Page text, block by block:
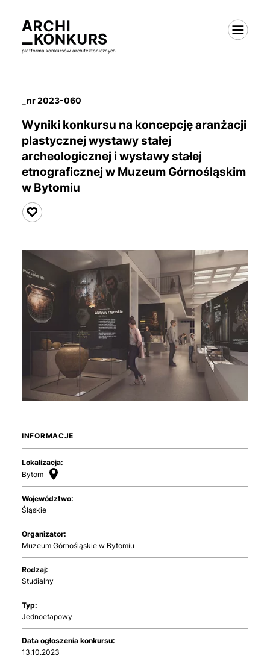
platforma konkursów architektonicznych
_nr 2023-060
Wyniki konkursu na koncepcję aranżacji
plastycznej wystawy stałej
archeologicznej i wystawy stałej
etnograficznej w Muzeum Górnośląskim
w Bytomiu
INFORMACJE
Lokalizacja:
Bytom
Województwo:
Śląskie
Organizator:
Muzeum Górnośląskie w Bytomiu
Rodzaj:
Studialny
Typ:
Jednoetapowy
Data ogłoszenia konkursu:
13.10.2023